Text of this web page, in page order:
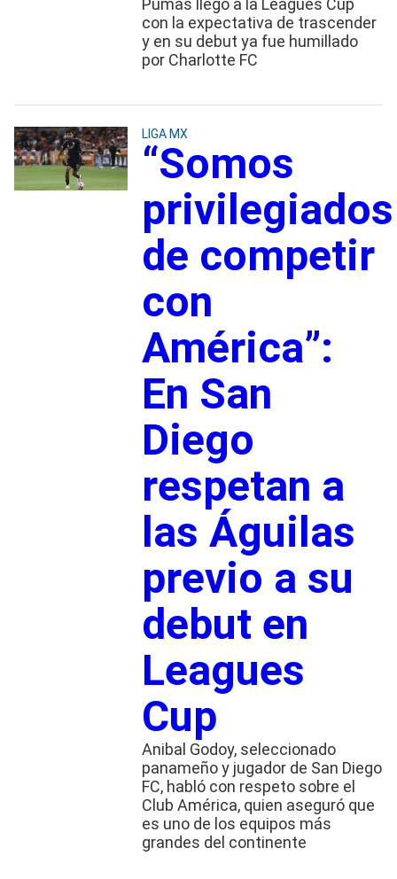
Pumas llegó a la Leagues Cup
con la expectativa de trascender
y en su debut ya fue humillado
por Charlotte FC
LIGA MX
“Somos
privilegiados
de competir
con
América”:
En San
Diego
respetan a
las Águilas
previo a su
debut en
Leagues
Cup
Anibal Godoy, seleccionado
panameño y jugador de San Diego
FC, habló con respeto sobre el
Club América, quien aseguró que
es uno de los equipos más
grandes del continente